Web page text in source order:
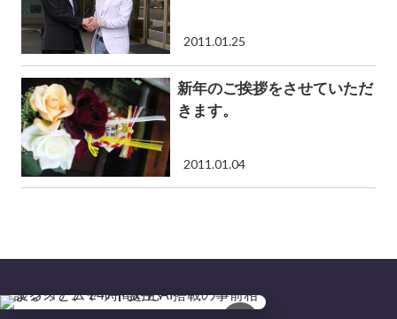
2011.01.25
新年のご挨拶をさせていただ
きます。
2011.01.04